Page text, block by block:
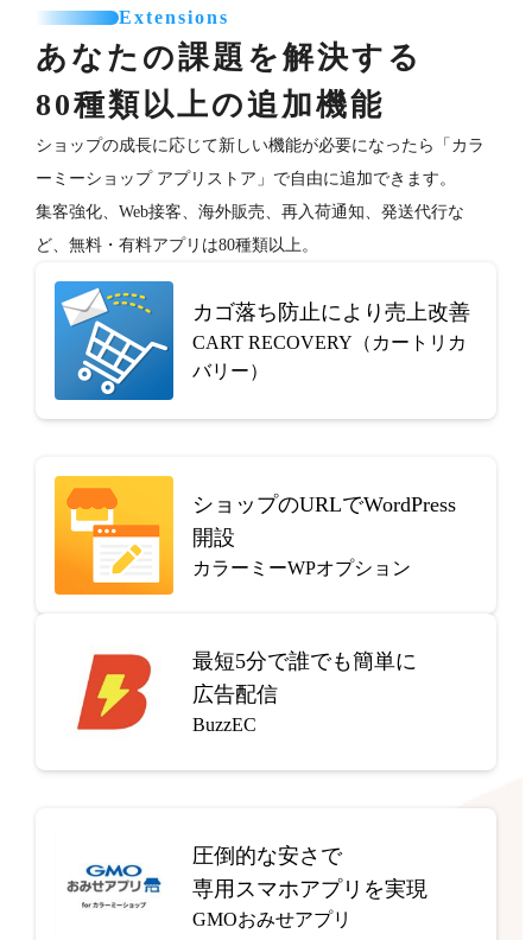
Extensions
あなたの課題を解決する
80種類以上の追加機能
ショップの成長に応じて新しい機能が必要になったら「カラ
ーミーショップ アプリストア」で自由に追加できます。
集客強化、Web接客、海外販売、再入荷通知、発送代行な
ど、無料・有料アプリは80種類以上。
カゴ落ち防止により売上改善
CART RECOVERY（カートリカ
バリー）
ショップのURLでWordPress
開設
カラーミーWPオプション
最短5分で誰でも簡単に
広告配信
BuzzEC
圧倒的な安さで
専用スマホアプリを実現
GMOおみせアプリ